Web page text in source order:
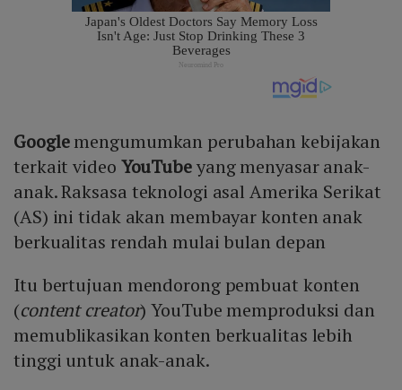
Googlemengumumkan perubahan kebijakan
terkait video YouTubeyang menyasar anak-
anak. Raksasa teknologi asal Amerika Serikat
(AS) ini tidak akan membayar konten anak
berkualitas rendah mulai bulan depan
Itu bertujuan mendorong pembuat konten
(content creator) YouTube memproduksi dan
memublikasikan konten berkualitas lebih
tinggi untuk anak-anak.